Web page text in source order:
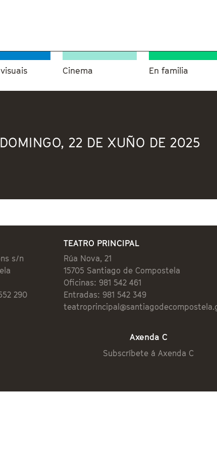
Cinema En familia
DOMINGO, 22 DE XUÑO DE 2025
s/n
290
TEATRO PRINCIPAL
Rúa Nova, 21
15705 Santiago de Compostela
Oficinas: 981 542 461
Entradas: 981 542 349
Axenda C
Subscríbete á Axenda C